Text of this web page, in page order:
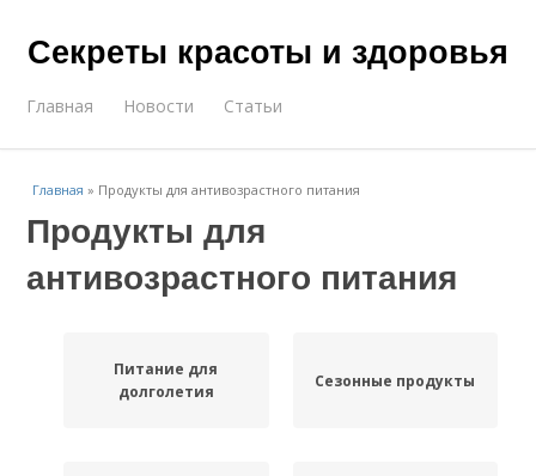
Секреты красоты и здоровья
Главная Новости Статьи
Главная » Продукты для антивозрастного питания
Продукты для
антивозрастного питания
Питание для
долголетия
Сезонные продукты